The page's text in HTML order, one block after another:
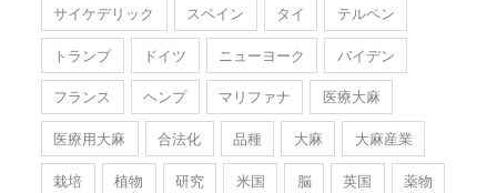
サイケデリック
スペイン タイ
テルペン
トランプ
ドイツ ニューヨーク
バイデン
フランス
ヘンプ マリファナ
医療大麻
医療用大麻
合法化 品種 大麻
大麻産業
栽培
植物 研究 米国 脳 英国
薬物